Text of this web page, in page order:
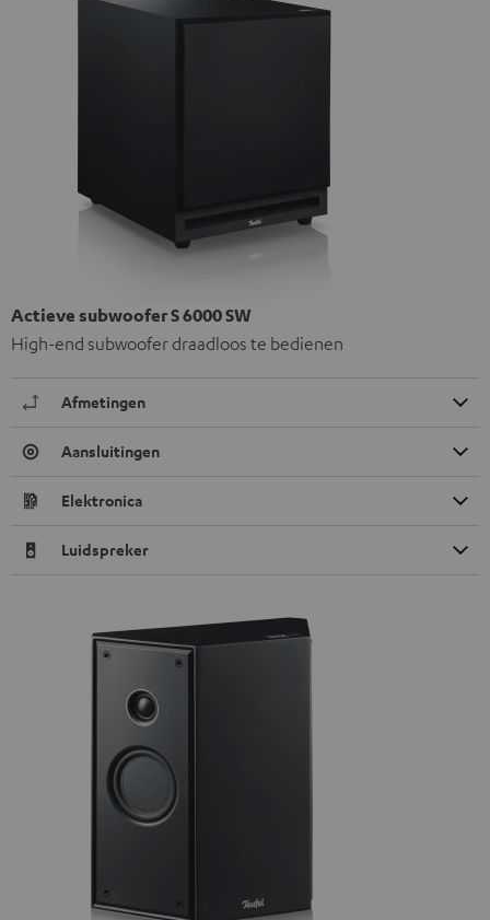
Actieve subwoofer S 6000 SW
High-end subwoofer draadloos te bedienen
Afmetingen
Aansluitingen
Elektronica
Luidspreker